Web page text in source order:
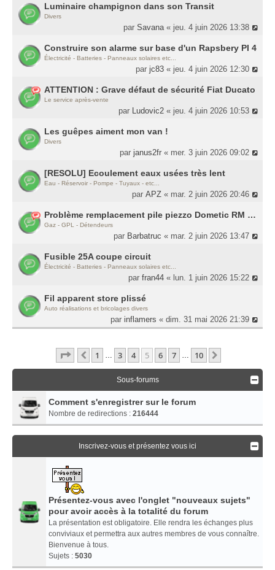
Luminaire champignon dans son Transit
Divers
parSavana « jeu. 4 juin 2026 13:38
Construire son alarme sur base d'un Rapsbery PI 4
Électricité - Batteries - Panneaux solaires etc...
par jc83 « jeu. 4 juin 2026 12:30
ATTENTION : Grave défaut de sécurité Fiat Ducato
Le service après-vente
par Ludovic2 « jeu. 4 juin 2026 10:53
Les guêpes aiment mon van !
Divers
par janus2fr « mer. 3 juin 2026 09:02
[RESOLU] Ecoulement eaux usées très lent
Eau - Réservoir - Pompe - Tuyaux - etc...
parAPZ « mar. 2 juin 2026 20:46
Problème remplacement pile piezzo Dometic RM 5380
Gaz - GPL - Détendeurs
par Barbatruc « mar. 2 juin 2026 13:47
Fusible 25A coupe circuit
Électricité - Batteries - Panneaux solaires etc...
parfran44 « lun. 1 juin 2026 15:22
Fil apparent store plissé
Auto réalisations et bricolages divers
par inflamers « dim. 31 mai 2026 21:39
Page Sur 10
Précédente
1 … 3 4 5 6 7 … 10
Sous-forums
Comment s'enregistrer sur le forum
Nombre de redirections : 216444
Inscrivez-vous et présentez vous ici
Présentez-vous avec l'onglet "nouveaux sujets"
pour avoir accès à la totalité du forum
La présentation est obligatoire. Elle rendra les échanges plus
conviviaux et permettra aux autres membres de vous connaître.
Bienvenue à tous.
Sujets : 5030